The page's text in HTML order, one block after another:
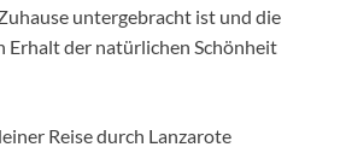
untergebracht ist und die
Erhalt der natürlichen Schönheit
Reise durch Lanzarote